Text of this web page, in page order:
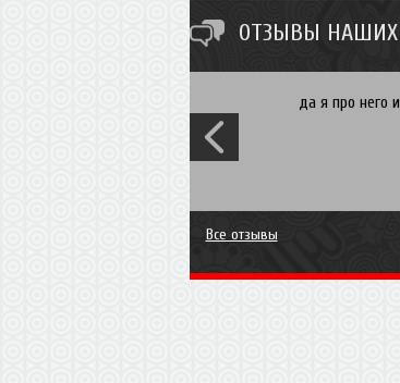
ОТЗЫВЫ НАШИХ
да я про него
Все отзывы